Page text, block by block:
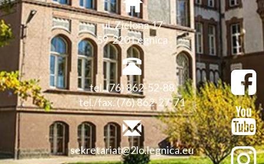
ul. Zielona 17
59-220 Legnica
tel. (76) 862-52-88
tel./fax. (76) 862-27-71
sekretariat@2lo.legnica.eu